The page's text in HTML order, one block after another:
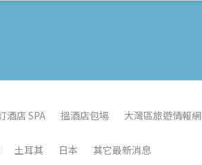
酒店 SPA 搵酒店包場 大灣區旅遊情報網
土耳其 日本 其它最新消息